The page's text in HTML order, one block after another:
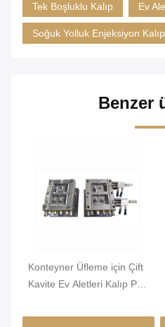
Tek Boşluklu Kalıp Ev
Soğuk Yolluk Enjeksiyon
Benzer
Konteyner Üfleme için Çift
Kavite Ev Aletleri Kalıp PE